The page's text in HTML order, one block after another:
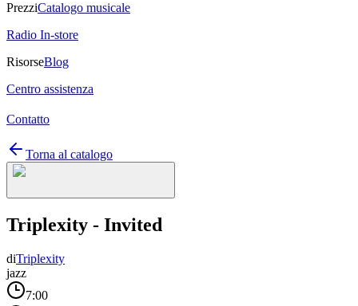
PrezziCatalogo musicale
Radio In-store
RisorseBlog
Centro assistenza
Contatto
Torna al catalogo
Triplexity - Invited
diTriplexity
jazz
7:00